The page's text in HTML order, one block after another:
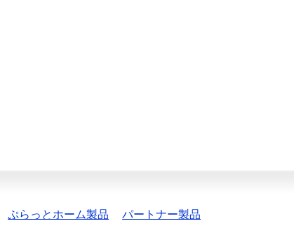
ぷらっとホーム製品 パートナー製品